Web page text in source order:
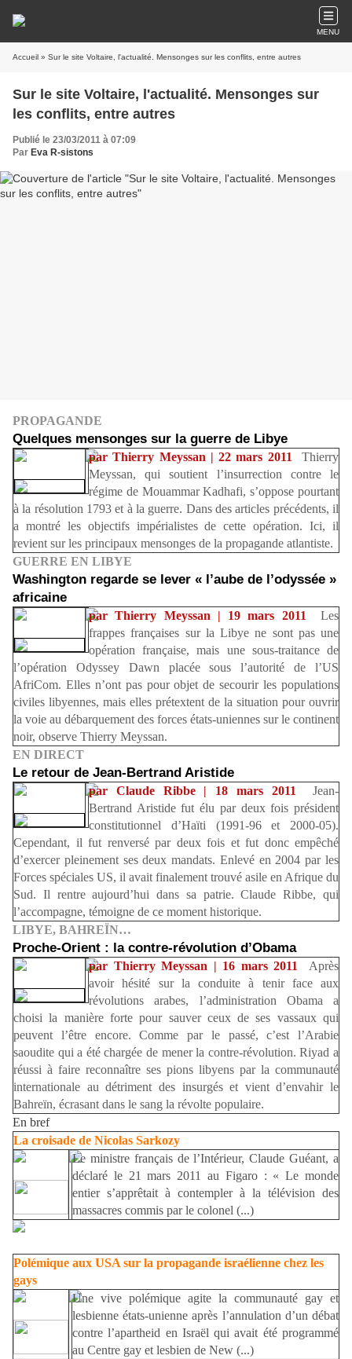
MENU
Accueil » Sur le site Voltaire, l'actualité. Mensonges sur les conflits, entre autres
Sur le site Voltaire, l'actualité. Mensonges sur
les conflits, entre autres
Publié le 23/03/2011 à 07:09
Par Eva R-sistons
PROPAGANDE
Quelques mensonges sur la guerre de Libye
par Thierry Meyssan | 22 mars 2011
Thierry
Meyssan, qui soutient l’insurrection contre le
régime de Mouammar Kadhafi, s’oppose pourtant
à la résolution 1793 et à la guerre. Dans des articles précédents, il
a montré les objectifs impérialistes de cette opération. Ici, il
revient sur les principaux mensonges de la propagande atlantiste.
GUERRE EN LIBYE
Washington regarde se lever « l’aube de l’odyssée »
africaine
par Thierry Meyssan | 19 mars 2011
Les
frappes françaises sur la Libye ne sont pas une
opération française, mais une sous-traitance de
l’opération Odyssey Dawn placée sous l’autorité de l’US
AfriCom. Elles n’ont pas pour objet de secourir les populations
civiles libyennes, mais elles prétextent de la situation pour ouvrir
la voie au débarquement des forces états-uniennes sur le continent
noir, observe Thierry Meyssan.
EN DIRECT
Le retour de Jean-Bertrand Aristide
par Claude Ribbe | 18 mars 2011
Jean-
Bertrand Aristide fut élu par deux fois président
constitutionnel d’Haïti (1991-96 et 2000-05).
Cependant, il fut renversé par deux fois et fut donc empêché
d’exercer pleinement ses deux mandats. Enlevé en 2004 par les
Forces spéciales US, il avait finalement trouvé asile en Afrique du
Sud. Il rentre aujourd’hui dans sa patrie. Claude Ribbe, qui
l’accompagne, témoigne de ce moment historique.
LIBYE, BAHREÏN…
Proche-Orient : la contre-révolution d’Obama
par Thierry Meyssan | 16 mars 2011
Après
avoir hésité sur la conduite à tenir face aux
révolutions arabes, l’administration Obama a
choisi la manière forte pour sauver ceux de ses vassaux qui
peuvent l’être encore. Comme par le passé, c’est l’Arabie
saoudite qui a été chargée de mener la contre-révolution. Riyad a
réussi à faire reconnaître ses pions libyens par la communauté
internationale au détriment des insurgés et vient d’envahir le
Bahreïn, écrasant dans le sang la révolte populaire.
En bref
La croisade de Nicolas Sarkozy
Le ministre français de l’Intérieur, Claude Guéant, a
déclaré le 21 mars 2011 au Figaro : « Le monde
entier s’apprêtait à contempler à la télévision des
massacres commis par le colonel (...)
Polémique aux USA sur la propagande israélienne chez les
gays
Une vive polémique agite la communauté gay et
lesbienne états-unienne après l’annulation d’un débat
contre l’apartheid en Israël qui avait été programmé
au Centre gay et lesbien de New (...)